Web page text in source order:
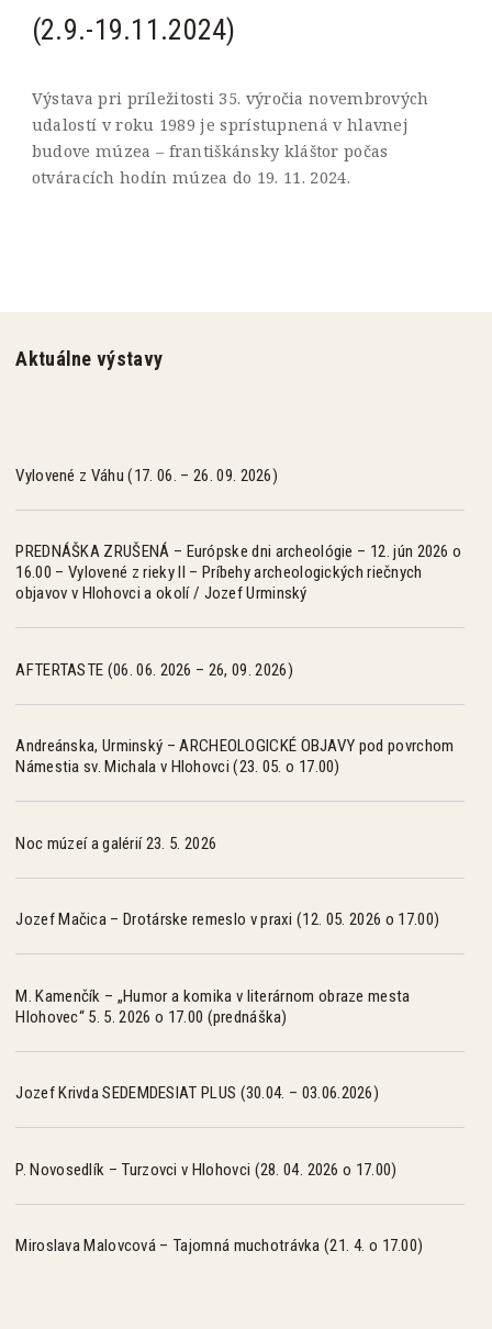
(2.9.-19.11.2024)
Výstava pri príležitosti 35. výročia novembrových
udalostí v roku 1989 je sprístupnená v hlavnej
budove múzea – františkánsky kláštor počas
otváracích hodín múzea do 19. 11. 2024.
Aktuálne výstavy
Vylovené z Váhu (17. 06. – 26. 09. 2026)
PREDNÁŠKA ZRUŠENÁ – Európske dni archeológie – 12. jún 2026 o
16.00 – Vylovené z rieky II – Príbehy archeologických riečnych
objavov v Hlohovci a okolí / Jozef Urminský
AFTERTASTE (06. 06. 2026 – 26, 09. 2026)
Andreánska, Urminský – ARCHEOLOGICKÉ OBJAVY pod povrchom
Námestia sv. Michala v Hlohovci (23. 05. o 17.00)
Noc múzeí a galérií 23. 5. 2026
Jozef Mačica – Drotárske remeslo v praxi (12. 05. 2026 o 17.00)
M. Kamenčík – „Humor a komika v literárnom obraze mesta
Hlohovec“ 5. 5. 2026 o 17.00 (prednáška)
Jozef Krivda SEDEMDESIAT PLUS (30.04. – 03.06.2026)
P. Novosedlík – Turzovci v Hlohovci (28. 04. 2026 o 17.00)
Miroslava Malovcová – Tajomná muchotrávka (21. 4. o 17.00)